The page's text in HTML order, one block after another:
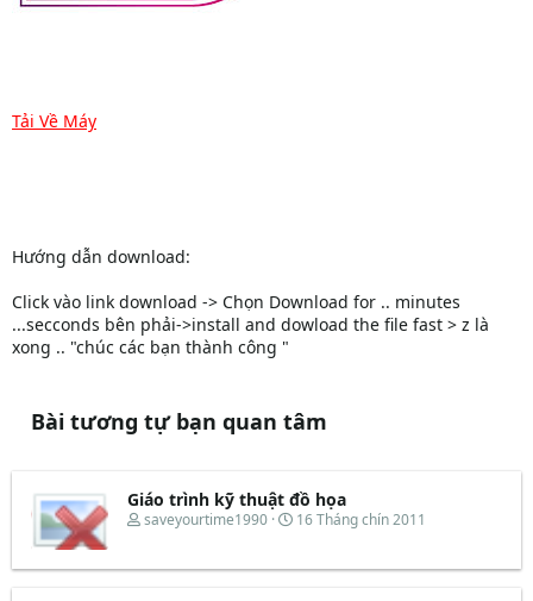
Tải Về Máy
Hướng dẫn download:
Click vào link download -> Chọn Download for .. minutes
...secconds bên phải->install and dowload the file fast > z là
xong .. "chúc các bạn thành công "
Bài tương tự bạn quan tâm
Giáo trình kỹ thuật đồ họa
T
e
saveyourtime1990
N
y
16 Tháng chín 2011